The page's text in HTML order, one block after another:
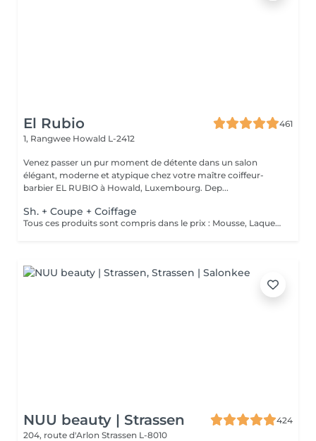
El Rubio
461
1, Rangwee Howald L-2412
Venez passer un pur moment de détente dans un salon
élégant, moderne et atypique chez votre maître coiffeur-
barbier EL RUBIO à Howald, Luxembourg. Dep...
Sh. + Coupe + Coiffage
Tous ces produits sont compris dans le prix : Mousse, Laque, Gel, Soin démêlant, Shampoing spécifique. Tous les produits que nous utilisons sont des produits de qualité professionnelle.
NUU beauty | Strassen
424
204, route d'Arlon Strassen L-8010